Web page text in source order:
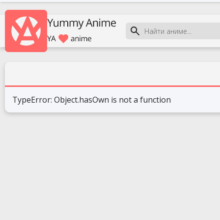
TypeError: Object.hasOwn is not a function